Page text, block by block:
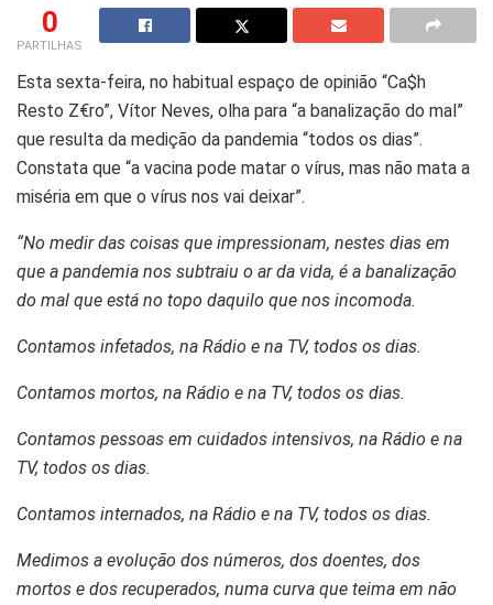
0
PARTILHAS
Esta sexta-feira, no habitual espaço de opinião “Ca$h
Resto Z€ro”, Vítor Neves, olha para “a banalização do mal”
que resulta da medição da pandemia “todos os dias”.
Constata que “a vacina pode matar o vírus, mas não mata a
miséria em que o vírus nos vai deixar”.
“No medir das coisas que impressionam, nestes dias em
que a pandemia nos subtraiu o ar da vida, é a banalização
do mal que está no topo daquilo que nos incomoda.
Contamos infetados, na Rádio e na TV, todos os dias.
Contamos mortos, na Rádio e na TV, todos os dias.
Contamos pessoas em cuidados intensivos, na Rádio e na
TV, todos os dias.
Contamos internados, na Rádio e na TV, todos os dias.
Medimos a evolução dos números, dos doentes, dos
mortos e dos recuperados, numa curva que teima em não